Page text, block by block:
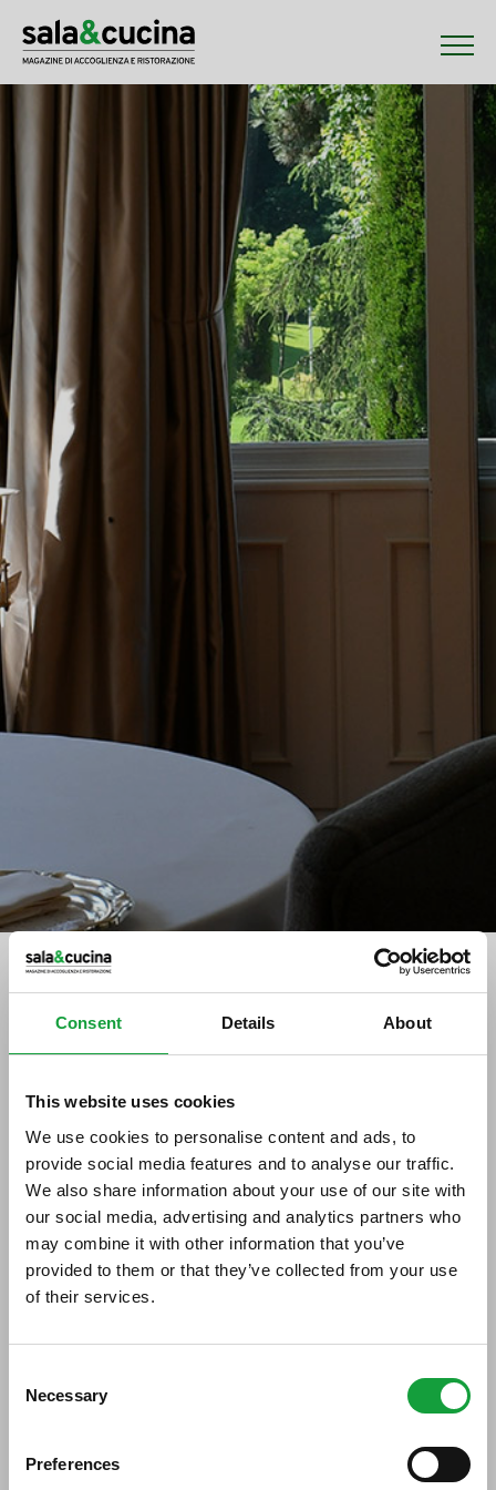
Consent Details About
This website uses cookies
We use cookies to personalise content and ads, to
provide social media features and to analyse our traffic.
We also share information about your use of our site with
our social media, advertising and analytics partners who
may combine it with other information that you’ve
provided to them or that they’ve collected from your use
of their services.
Selection
Necessary
Preferences
Concorso Nescafé fino al 15
aprile
Stampa
01/03/2011
ISCRIVITI ALLA NEWSLETTER
Resta aggiornato su tutte le ultime novita nel campo